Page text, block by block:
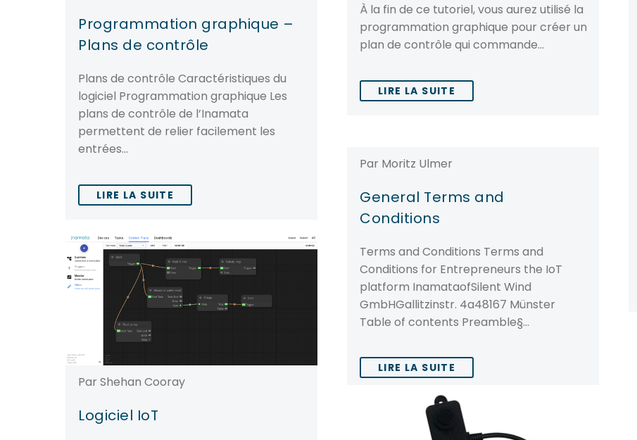
Programmation graphique –
Plans de contrôle
Plans de contrôle Caractéristiques du
logiciel Programmation graphique Les
plans de contrôle de l’Inamata
permettent de relier facilement les
entrées…
LIRE LA SUITE
À la fin de ce tutoriel, vous aurez utilisé la
programmation graphique pour créer un
plan de contrôle qui commande…
LIRE LA SUITE
Par Moritz Ulmer
General Terms and
Conditions
Terms and Conditions Terms and
Conditions for Entrepreneurs the IoT
platform InamataofSilent Wind
GmbHGallitzinstr. 4a48167 Münster
Table of contents Preamble§…
LIRE LA SUITE
Par Shehan Cooray
Logiciel IoT